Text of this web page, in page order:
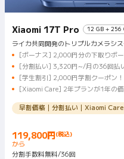
Xiaomi 17T Pro 12 GB + 256
ライカ共同開発のトリプルカメラシ
[ボーナス] 2,000円分の下取りボ
[分割払い] 3,320円~/月の36回払
[学生割引] 2,000円学割クーポン！
[Xiaomi Care] 2年プランが1年の価
早割価格｜分割払い｜Xiaomi Care
119,800円 (税込)
Current Price 円119800
から
分割手数料無料/36回